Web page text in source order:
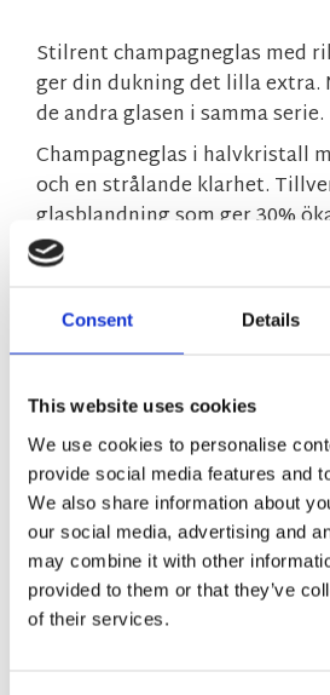
Consent Details
This website uses cookies
We use cookies to personalise
provide social media features and
We also share information about
our social media, advertising and
may combine it with other
provided to them or that they’ve
of their services.
Stilrent champagneglas med
ger din dukning det lilla extra.
de andra glasen i samma serie.
Champagneglas i halvkristall
och en strålande klarhet.
glasblandning som ger 30%
mot brott. Helt bly- och
gör det 100% återvinningsbart.
behandlingen på fotens yta
och säkerställer långvarig
MÅTT OCH SPECIFIKATIONER
Visa alla produkter från Exxent
RELATERADE